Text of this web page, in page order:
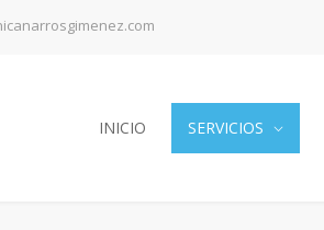
INICIO SERVICIOS